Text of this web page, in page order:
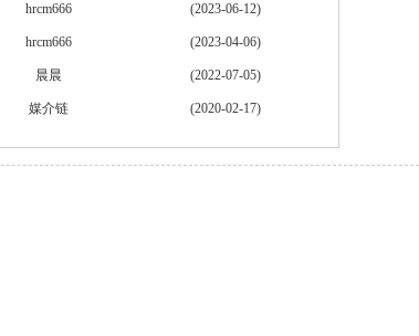
hrcm666 (2023-06-12)
hrcm666 (2023-04-06)
晨晨 (2022-07-05)
媒介链 (2020-02-17)